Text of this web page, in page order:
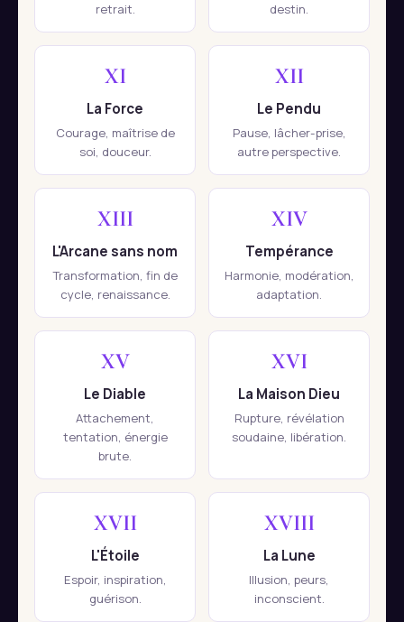
retrait.
destin.
XI
La Force
Courage, maîtrise de
soi, douceur.
XII
Le Pendu
Pause, lâcher-prise,
autre perspective.
XIII
L'Arcane sans nom
Transformation, fin de
cycle, renaissance.
XIV
Tempérance
Harmonie, modération,
adaptation.
XV
Le Diable
Attachement,
tentation, énergie
brute.
XVI
La Maison Dieu
Rupture, révélation
soudaine, libération.
XVII
L'Étoile
Espoir, inspiration,
guérison.
XVIII
La Lune
Illusion, peurs,
inconscient.